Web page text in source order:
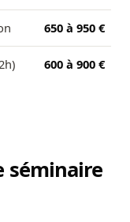
650 à 950 €
600 à 900 €